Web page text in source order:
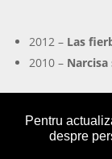
2012 – Las
2010 –
Pentru
despre